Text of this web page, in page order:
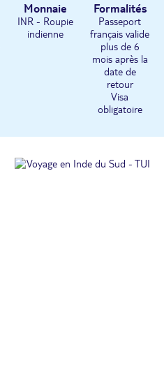
Monnaie
INR - Roupie
indienne
Formalités
Passeport
français valide
plus de 6
mois après la
date de
retour
Visa
obligatoire